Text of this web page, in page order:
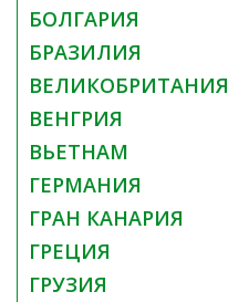
БОЛГАРИЯ
БРАЗИЛИЯ
ВЕЛИКОБРИТАНИЯ
ВЕНГРИЯ
ВЬЕТНАМ
ГЕРМАНИЯ
ГРАН КАНАРИЯ
ГРЕЦИЯ
ГРУЗИЯ